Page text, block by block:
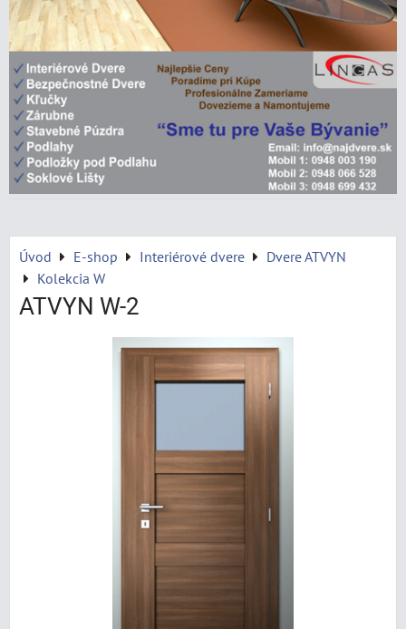
Úvod E-shop Interiérové dvere
Dvere ATVYN
Kolekcia W
ATVYN W-2